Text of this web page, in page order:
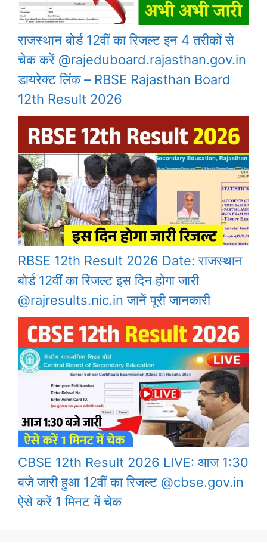
राजस्थान बोर्ड 12वीं का रिजल्ट इन 4 तरीकों से
चेक करें @rajeduboard.rajasthan.gov.in
डायरेक्ट लिंक – RBSE Rajasthan Board
12th Result 2026
RBSE 12th Result 2026 Date: राजस्थान
बोर्ड 12वीं का रिजल्ट इस दिन होगा जारी
@rajresults.nic.in जानें पूरी जानकारी
CBSE 12th Result 2026 LIVE: आज 1:30
बजे जारी हुआ 12वीं का रिजल्ट @cbse.gov.in
ऐसे करें 1 मिनट में चेक